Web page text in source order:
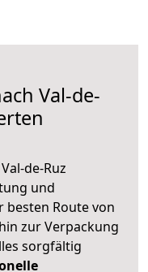
Val-de-
de-Ruz
und
besten Route von
zur Verpackung
sorgfältig